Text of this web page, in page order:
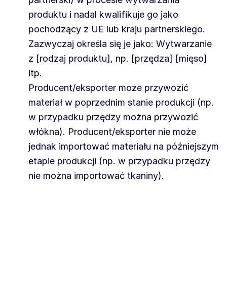
produktu i nadal kwalifikuje go jako
pochodzący z UE lub kraju partnerskiego.
Zazwyczaj określa się je jako: Wytwarzanie
z [rodzaj produktu], np. [przędza] [mięso]
itp.
Producent/eksporter może przywozić
materiał w poprzednim stanie produkcji (np.
w przypadku przędzy można przywozić
włókna). Producent/eksporter nie może
jednak importować materiału na późniejszym
etapie produkcji (np. w przypadku przędzy
nie można importować tkaniny).